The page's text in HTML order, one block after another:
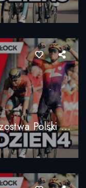
NA ŻYWO DZIEŃ 4 / Mistrzostwa Polski W Kolarstwie Szosowym 2024 / LIVE STREAM